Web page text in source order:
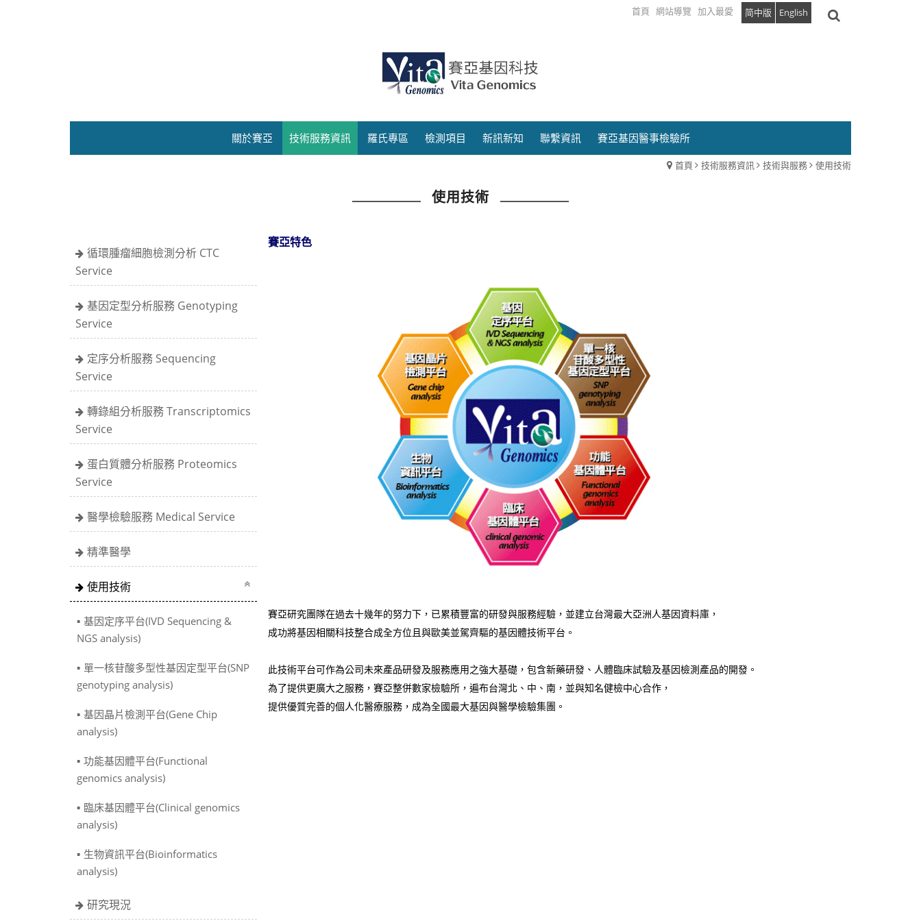
首頁 網站導覽 加入最愛 简中版 English
關於賽亞 技術服務資訊 羅氏專區 檢測項目 新訊新知 聯繫資訊 賽亞基因醫事檢驗所
首頁 技術服務資訊 技術與服務 使用技術
使用技術
循環腫瘤細胞檢測分析 CTC
Service
基因定型分析服務 Genotyping
Service
定序分析服務 Sequencing
Service
轉錄組分析服務 Transcriptomics
Service
蛋白質體分析服務 Proteomics
Service
醫學檢驗服務 Medical Service
精準醫學
使用技術
基因定序平台(IVD Sequencing &
NGS analysis)
單一核苷酸多型性基因定型平台(SNP
genotyping analysis)
基因晶片檢測平台(Gene Chip
analysis)
功能基因體平台(Functional
genomics analysis)
臨床基因體平台(Clinical genomics
analysis)
生物資訊平台(Bioinformatics
analysis)
研究現況
賽亞特色
賽亞研究團隊在過去十幾年的努力下，已累積豐富的研發與服務經驗，並建立台灣最大亞洲人基因資料庫，
成功將基因相關科技整合成全方位且與歐美並駕齊驅的基因體技術平台。
此技術平台可作為公司未來產品研發及服務應用之強大基礎，包含新藥研發、人體臨床試驗及基因檢測產品的開發。
為了提供更廣大之服務，賽亞整併數家檢驗所，遍布台灣北、中、南，並與知名健檢中心合作，
提供優質完善的個人化醫療服務，成為全國最大基因與醫學檢驗集團。